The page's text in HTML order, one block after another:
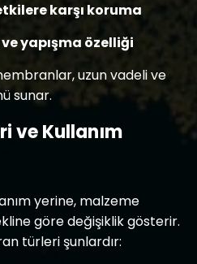
karşı koruma
yapışma özelliği
uzun vadeli ve
sunar.
ve Kullanım
yerine, malzeme
göre değişiklik gösterir.
türleri şunlardır: